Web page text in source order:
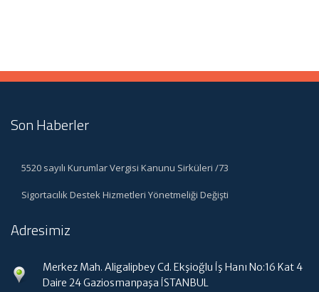
Son Haberler
5520 sayılı Kurumlar Vergisi Kanunu Sirküleri /73
Sigortacılık Destek Hizmetleri Yönetmeliği Değişti
Adresimiz
Merkez Mah. Aligalipbey Cd. Ekşioğlu İş Hanı No:16 Kat 4
Daire 24 Gaziosmanpaşa İSTANBUL